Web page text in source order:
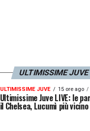
ULTIMISSIME JUVE
ULTIMISSIME JUVE 15 ore ago
Ultimissime Juve LIVE: le
il Chelsea, Lucumì più vicino